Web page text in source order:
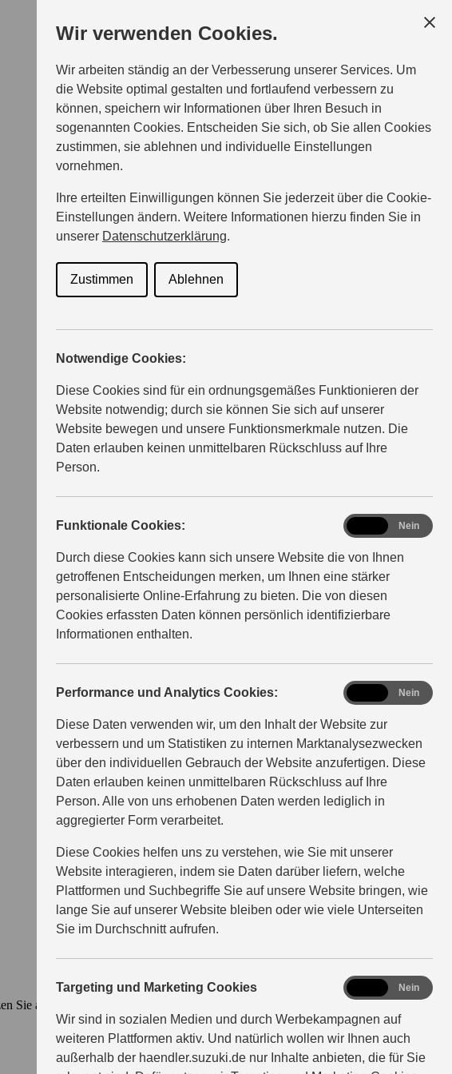
Wir verwenden Cookies.
Wir arbeiten ständig an der Verbesserung unserer Services. Um
die Website optimal gestalten und fortlaufend verbessern zu
können, speichern wir Informationen über Ihren Besuch in
sogenannten Cookies. Entscheiden Sie sich, ob Sie allen Cookies
zustimmen, sie ablehnen und individuelle Einstellungen
vornehmen.
Ihre erteilten Einwilligungen können Sie jederzeit über die Cookie-
Einstellungen ändern. Weitere Informationen hierzu finden Sie in
unserer Datenschutzerklärung.
Zustimmen Ablehnen
Notwendige Cookies:
Diese Cookies sind für ein ordnungsgemäßes Funktionieren der
Website notwendig; durch sie können Sie sich auf unserer
Website bewegen und unsere Funktionsmerkmale nutzen. Die
Daten erlauben keinen unmittelbaren Rückschluss auf Ihre
Person.
Funktionale Cookies:
Durch diese Cookies kann sich unsere Website die von Ihnen
getroffenen Entscheidungen merken, um Ihnen eine stärker
personalisierte Online-Erfahrung zu bieten. Die von diesen
Cookies erfassten Daten können persönlich identifizierbare
Informationen enthalten.
functionalNein
Performance und Analytics Cookies:
Diese Daten verwenden wir, um den Inhalt der Website zur
verbessern und um Statistiken zu internen Marktanalysezwecken
über den individuellen Gebrauch der Website anzufertigen. Diese
Daten erlauben keinen unmittelbaren Rückschluss auf Ihre
Person. Alle von uns erhobenen Daten werden lediglich in
aggregierter Form verarbeitet.
Diese Cookies helfen uns zu verstehen, wie Sie mit unserer
Website interagieren, indem sie Daten darüber liefern, welche
Plattformen und Suchbegriffe Sie auf unsere Website bringen, wie
lange Sie auf unserer Website bleiben oder wie viele Unterseiten
Sie im Durchschnitt aufrufen.
analytics Nein
Targeting und Marketing Cookies
Wir sind in sozialen Medien und durch Werbekampagnen auf
weiteren Plattformen aktiv. Und natürlich wollen wir Ihnen auch
außerhalb der haendler.suzuki.de nur Inhalte anbieten, die für Sie
marketingNein
Sie am besten unser Kontaktformular.